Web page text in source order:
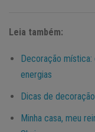
Leia também:
Decoração
energias
Dicas de
Minha casa, meu